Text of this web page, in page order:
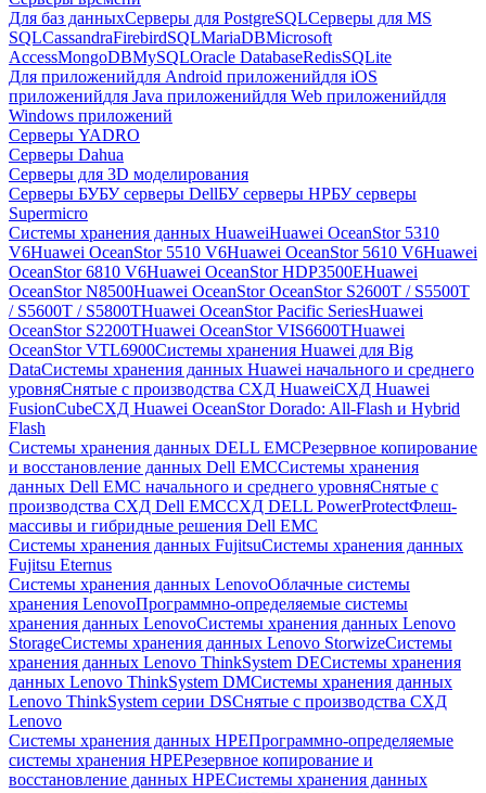
Для баз данныхСерверы для PostgreSQLСерверы для MS
SQLCassandraFirebirdSQLMariaDBMicrosoft
AccessMongoDBMySQLOracle DatabaseRedisSQLite
Для приложенийдля Android приложенийдля iOS
приложенийдля Java приложенийдля Web приложенийдля
Windows приложений
Серверы YADRO
Серверы Dahua
Серверы для 3D моделирования
Серверы БУБУ серверы DellБУ серверы HPБУ серверы
Supermicro
Системы хранения данных HuaweiHuawei OceanStor 5310
V6Huawei OceanStor 5510 V6Huawei OceanStor 5610 V6Huawei
OceanStor 6810 V6Huawei OceanStor HDP3500EHuawei
OceanStor N8500Huawei OceanStor OceanStor S2600T / S5500T
/ S5600T / S5800THuawei OceanStor Pacific SeriesHuawei
OceanStor S2200THuawei OceanStor VIS6600THuawei
OceanStor VTL6900Системы хранения Huawei для Big
DataСистемы хранения данных Huawei начального и среднего
уровняСнятые с производства СХД HuaweiСХД Huawei
FusionCubeСХД Huawei OceanStor Dorado: All-Flash и Hybrid
Flash
Системы хранения данных DELL EMCРезервное копирование
и восстановление данных Dell EMCСистемы хранения
данных Dell EMC начального и среднего уровняСнятые с
производства СХД Dell EMCСХД DELL PowerProtectФлеш-
массивы и гибридные решения Dell EMC
Системы хранения данных FujitsuСистемы хранения данных
Fujitsu Eternus
Системы хранения данных LenovoОблачные системы
хранения LenovoПрограммно-определяемые системы
хранения данных LenovoСистемы хранения данных Lenovo
StorageСистемы хранения данных Lenovo StorwizeСистемы
хранения данных Lenovo ThinkSystem DEСистемы хранения
данных Lenovo ThinkSystem DMСистемы хранения данных
Lenovo ThinkSystem серии DSСнятые с производства СХД
Lenovo
Системы хранения данных HPEПрограммно-определяемые
системы хранения HPEРезервное копирование и
восстановление данных HPEСистемы хранения данных